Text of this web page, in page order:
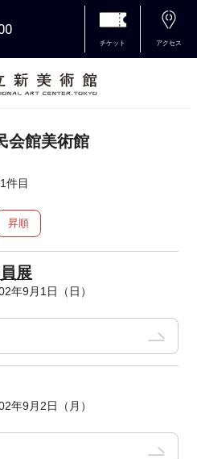
チケット アクセス
会館美術館
件目
昇順
展
年9月1日（日）
年9月2日（月）